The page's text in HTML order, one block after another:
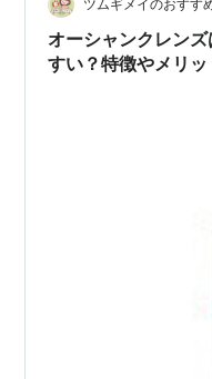
ツムギメイのおすす
オーシャンクレン
すい？特徴やメリ